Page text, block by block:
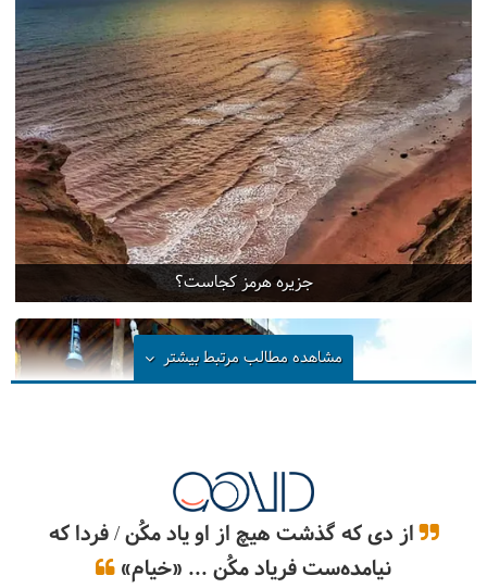
جزیره هرمز کجاست؟
مشاهده مطالب مرتبطبیشتر
از دی که گذشت هیچ از او یاد مکُن / فردا که
نیامده‌ست فریاد مکُن ... «خیام»